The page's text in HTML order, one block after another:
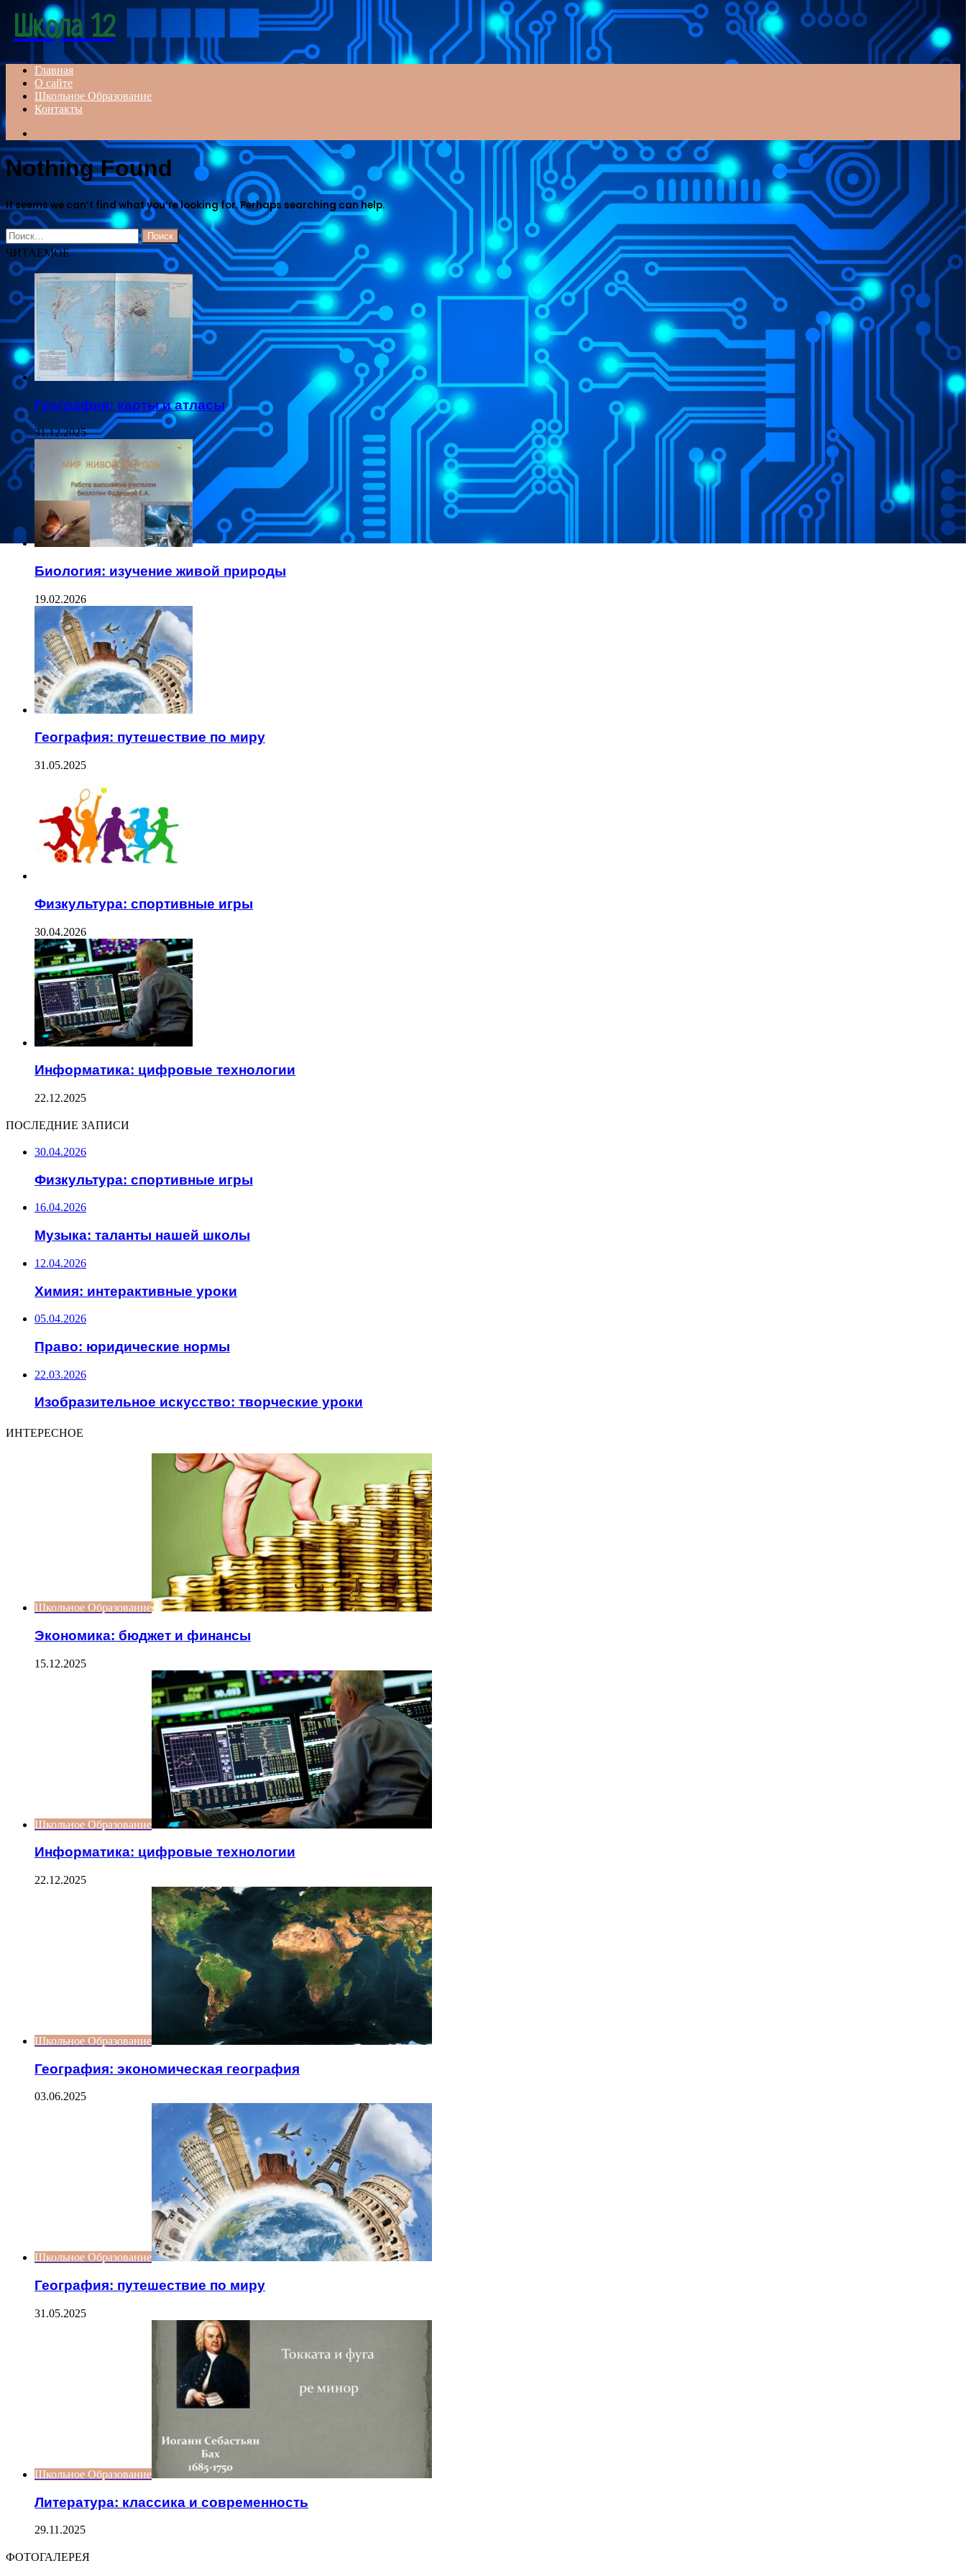
Menu
Школа 12
Главная
О сайте
Школьное Образование
Контакты
for
Nothing Found
It seems we can’t find what you’re looking for. Perhaps searching can help.
Найти:
ЧИТАЕМОЕ
География: карты и атласы
31.12.2025
Биология: изучение живой природы
19.02.2026
География: путешествие по миру
31.05.2025
Физкультура: спортивные игры
30.04.2026
Информатика: цифровые технологии
22.12.2025
ПОСЛЕДНИЕ ЗАПИСИ
30.04.2026
Физкультура: спортивные игры
16.04.2026
Музыка: таланты нашей школы
12.04.2026
Химия: интерактивные уроки
05.04.2026
Право: юридические нормы
22.03.2026
Изобразительное искусство: творческие уроки
ИНТЕРЕСНОЕ
Школьное Образование
Экономика: бюджет и финансы
15.12.2025
Школьное Образование
Информатика: цифровые технологии
22.12.2025
Школьное Образование
География: экономическая география
03.06.2025
Школьное Образование
География: путешествие по миру
31.05.2025
Школьное Образование
Литература: классика и современность
29.11.2025
ФОТОГАЛЕРЕЯ